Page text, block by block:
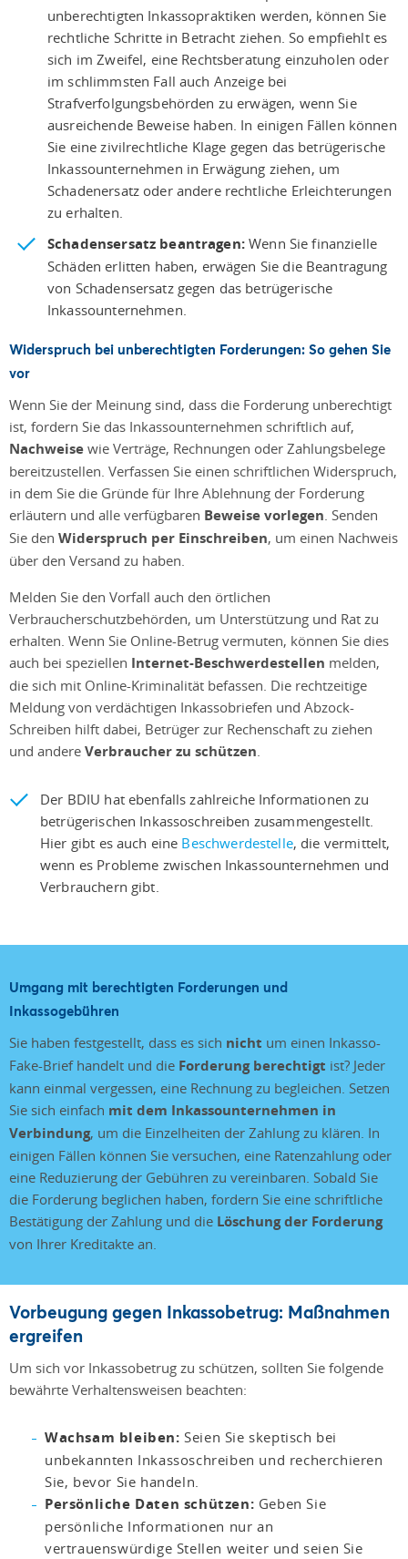
unberechtigten Inkassopraktiken werden, können Sie
rechtliche Schritte in Betracht ziehen. So empfiehlt es
sich im Zweifel, eine Rechtsberatung einzuholen oder
im schlimmsten Fall auch Anzeige bei
Strafverfolgungsbehörden zu erwägen, wenn Sie
ausreichende Beweise haben. In einigen Fällen können
Sie eine zivilrechtliche Klage gegen das betrügerische
Inkassounternehmen in Erwägung ziehen, um
Schadenersatz oder andere rechtliche Erleichterungen
zu erhalten.
Schadensersatz beantragen:Wenn Sie finanzielle
Schäden erlitten haben, erwägen Sie die Beantragung
von Schadensersatz gegen das betrügerische
Inkassounternehmen.
Widerspruch bei unberechtigten Forderungen: So gehen Sie
vor
Wenn Sie der Meinung sind, dass die Forderung unberechtigt
ist, fordern Sie das Inkassounternehmen schriftlich auf,
Nachweise wie Verträge, Rechnungen oder Zahlungsbelege
bereitzustellen. Verfassen Sie einen schriftlichen Widerspruch,
in dem Sie die Gründe für Ihre Ablehnung der Forderung
erläutern und alle verfügbaren Beweise vorlegen. Senden
Sie den Widerspruch per Einschreiben, um einen Nachweis
über den Versand zu haben.
Melden Sie den Vorfall auch den örtlichen
Verbraucherschutzbehörden, um Unterstützung und Rat zu
erhalten. Wenn Sie Online-Betrug vermuten, können Sie dies
auch bei speziellen Internet-Beschwerdestellen melden,
die sich mit Online-Kriminalität befassen. Die rechtzeitige
Meldung von verdächtigen Inkassobriefen und Abzock-
Schreiben hilft dabei, Betrüger zur Rechenschaft zu ziehen
und andere Verbraucher zu schützen.
Der BDIU hat ebenfalls zahlreiche Informationen zu
betrügerischen Inkassoschreiben zusammengestellt.
Hier gibt es auch eine Beschwerdestelle, die vermittelt,
wenn es Probleme zwischen Inkassounternehmen und
Verbrauchern gibt.
Umgang mit berechtigten Forderungen und
Inkassogebühren
Sie haben festgestellt, dass es sich nicht um einen Inkasso-
Fake-Brief handelt und die Forderung berechtigt ist? Jeder
kann einmal vergessen, eine Rechnung zu begleichen. Setzen
Sie sich einfach mit dem Inkassounternehmen in
Verbindung, um die Einzelheiten der Zahlung zu klären. In
einigen Fällen können Sie versuchen, eine Ratenzahlung oder
eine Reduzierung der Gebühren zu vereinbaren. Sobald Sie
die Forderung beglichen haben, fordern Sie eine schriftliche
Bestätigung der Zahlung und die Löschung der Forderung
von Ihrer Kreditakte an.
Vorbeugung gegen Inkassobetrug: Maßnahmen
ergreifen
Um sich vor Inkassobetrug zu schützen, sollten Sie folgende
bewährte Verhaltensweisen beachten:
Wachsam bleiben: Seien Sie skeptisch bei
unbekannten Inkassoschreiben und recherchieren
Sie, bevor Sie handeln.
Persönliche Daten schützen: Geben Sie
persönliche Informationen nur an
vertrauenswürdige Stellen weiter und seien Sie